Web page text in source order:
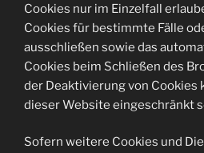
Cookies nur im Einzelfall
Cookies für bestimmte Fälle
ausschließen sowie das
Cookies beim Schließen des
der Deaktivierung von Cookies
dieser Website eingeschränkt
Sofern weitere Cookies und